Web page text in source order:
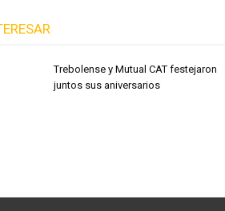
Trebolense y Mutual CAT festejaron
juntos sus aniversarios